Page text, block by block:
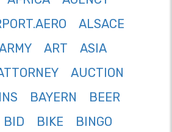
ALSACE
ART
ASIA
AUCTION
BAYERN
BEER
BID BIKE
BINGO